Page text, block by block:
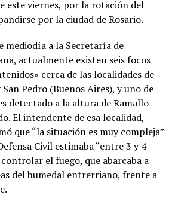
este viernes, por la rotación del
por la ciudad de Rosario.
mediodía a la Secretaría de
actualmente existen seis focos
cerca de las localidades de
Pedro (Buenos Aires), y uno de
detectado a la altura de Ramallo
El intendente de esa localidad,
que “la situación es muy compleja”
Civil estimaba “entre 3 y 4
el fuego, que abarcaba a
del humedal entrerriano, frente a